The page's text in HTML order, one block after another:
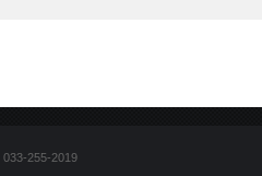
255-2019